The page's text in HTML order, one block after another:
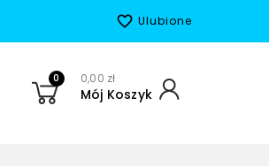
favorite_border Ulubione
0 0,00 zł
Mój Koszyk